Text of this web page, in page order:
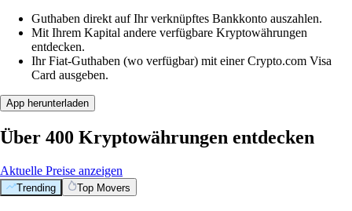
Guthaben direkt auf Ihr verknüpftes Bankkonto auszahlen.
Mit Ihrem Kapital andere verfügbare Kryptowährungen
entdecken.
Ihr Fiat-Guthaben (wo verfügbar) mit einer Crypto.com Visa
Card ausgeben.
App herunterladen
Über 400 Kryptowährungen entdecken
Aktuelle Preise anzeigen
Trending Top Movers